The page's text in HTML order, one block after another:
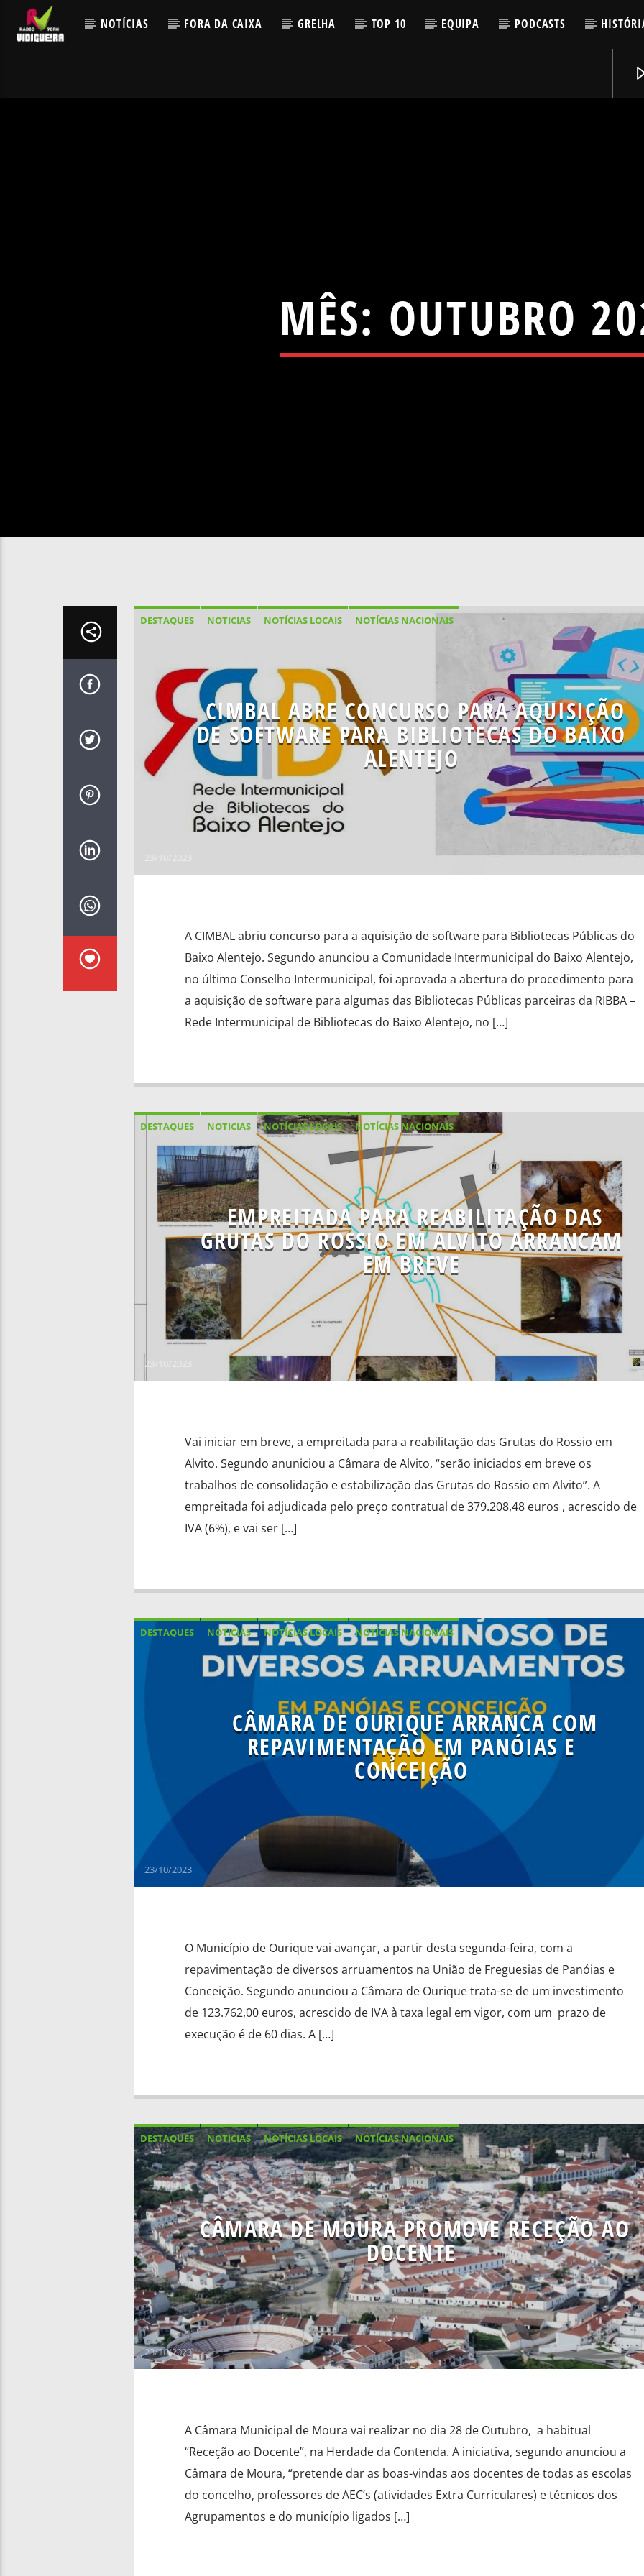
NOTÍCIAS FORA DA CAIXA GRELHA TOP 10 EQUIPA PODCASTS
MÊS: OUTUBRO
DESTAQUES NOTICIAS NOTÍCIAS LOCAIS NOTÍCIAS NACIONAIS
CIMBAL ABRE CONCURSO PARA AQUISIÇÃO
DE SOFTWARE PARA BIBLIOTECAS DO BAIXO
ALENTEJO
A CIMBAL abriu concurso para a aquisição de software para Bibliotecas Públicas do
Baixo Alentejo. Segundo anunciou a Comunidade Intermunicipal do Baixo Alentejo,
no último Conselho Intermunicipal, foi aprovada a abertura do procedimento para
a aquisição de software para algumas das Bibliotecas Públicas parceiras da RIBBA –
Rede Intermunicipal de Bibliotecas do Baixo Alentejo, no […]
DESTAQUES NOTICIAS NOTÍCIAS LOCAIS NOTÍCIAS NACIONAIS
EMPREITADA PARA REABILITAÇÃO DAS
GRUTAS DO ROSSIO EM ALVITO ARRANCAM
EM BREVE
23/10/2023
Vai iniciar em breve, a empreitada para a reabilitação das Grutas do Rossio em
Alvito. Segundo anuniciou a Câmara de Alvito, “serão iniciados em breve os
trabalhos de consolidação e estabilização das Grutas do Rossio em Alvito”. A
empreitada foi adjudicada pelo preço contratual de 379.208,48 euros , acrescido de
IVA (6%), e vai ser […]
DESTAQUES NOTICIAS NOTÍCIAS LOCAIS NOTÍCIAS NACIONAIS
CÂMARA DE OURIQUE ARRANCA COM
REPAVIMENTAÇÃO EM PANÓIAS E
CONCEIÇÃO
23/10/2023
O Município de Ourique vai avançar, a partir desta segunda-feira, com a
repavimentação de diversos arruamentos na União de Freguesias de Panóias e
Conceição. Segundo anunciou a Câmara de Ourique trata-se de um investimento
de 123.762,00 euros, acrescido de IVA à taxa legal em vigor, com um prazo de
execução é de 60 dias. A […]
DESTAQUES NOTICIAS NOTÍCIAS LOCAIS NOTÍCIAS NACIONAIS
CÂMARA DE MOURA PROMOVE RECEÇÃO AO
DOCENTE
23/10/2023
A Câmara Municipal de Moura vai realizar no dia 28 de Outubro, a habitual
“Receção ao Docente”, na Herdade da Contenda. A iniciativa, segundo anunciou a
Câmara de Moura, “pretende dar as boas-vindas aos docentes de todas as escolas
do concelho, professores de AEC’s (atividades Extra Curriculares) e técnicos dos
Agrupamentos e do município ligados […]